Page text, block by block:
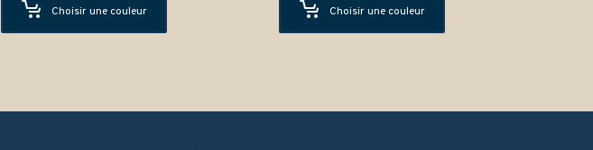
Choisir une couleur Choisir une couleur